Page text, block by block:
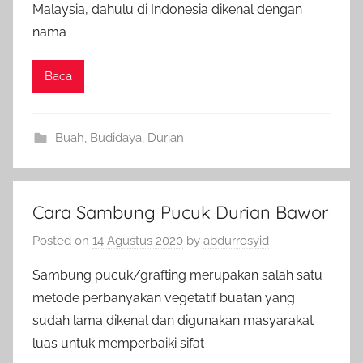
Malaysia, dahulu di Indonesia dikenal dengan
nama
Baca
Buah Budidaya Durian
Cara Sambung Pucuk Durian Bawor
Posted on 14 Agustus 2020 by abdurrosyid
Sambung pucuk/grafting merupakan salah satu
metode perbanyakan vegetatif buatan yang
sudah lama dikenal dan digunakan masyarakat
luas untuk memperbaiki sifat